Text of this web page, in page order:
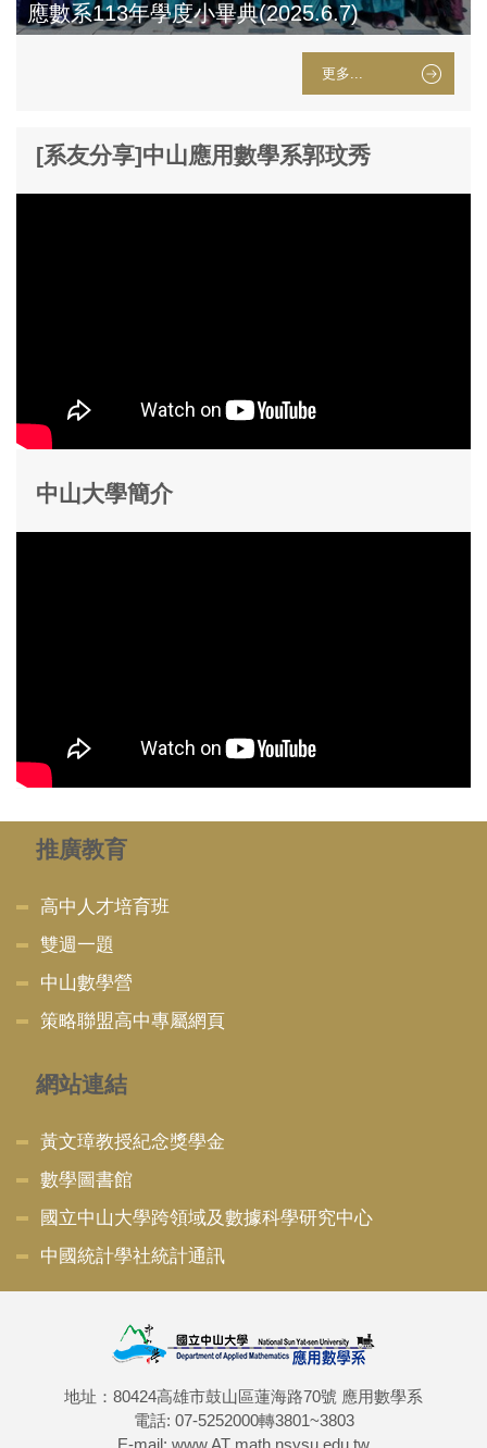
應數系113年學度小畢典(2025.6.7)
更多...
[系友分享]中山應用數學系郭玟秀
中山大學簡介
推廣教育
高中人才培育班
雙週一題
中山數學營
策略聯盟高中專屬網頁
網站連結
黃文璋教授紀念獎學金
數學圖書館
國立中山大學跨領域及數據科學研究中心
中國統計學社統計通訊
地址：80424高雄市鼓山區蓮海路70號 應用數學系
電話: 07-5252000轉3801~3803
E-mail: www AT math.nsysu.edu.tw